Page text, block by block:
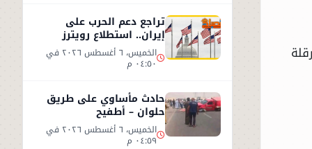
تراجع دعم الحرب على
إيران.. استطلاع رويترز
يكشف توقعات الأمريكيين
الخميس، ٦ أغسطس ٢٠٢٦ في
٠٤:٥٠ م
حادث مأساوي على طريق
حلوان – أطفيح
الخميس، ٦ أغسطس ٢٠٢٦ في
٠٤:٥٩ م